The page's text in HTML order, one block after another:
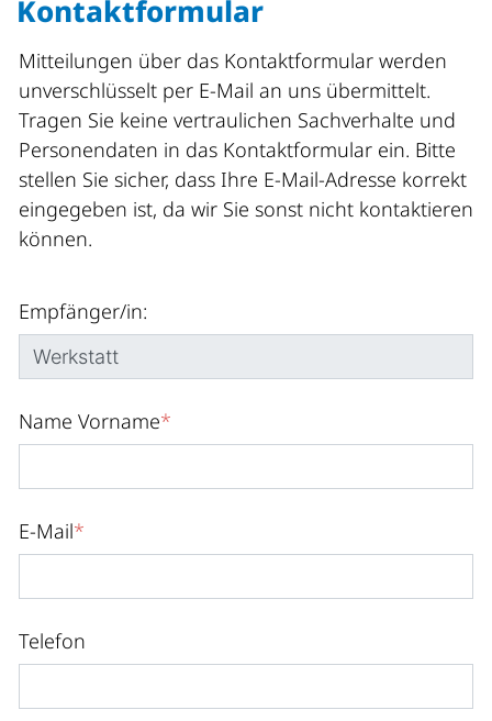
Kontaktformular
Mitteilungen über das Kontaktformular werden
unverschlüsselt per E-Mail an uns übermittelt.
Tragen Sie keine vertraulichen Sachverhalte und
Personendaten in das Kontaktformular ein. Bitte
stellen Sie sicher, dass Ihre E-Mail-Adresse korrekt
eingegeben ist, da wir Sie sonst nicht kontaktieren
können.
Empfänger/in:
Name Vorname*
E-Mail*
Telefon